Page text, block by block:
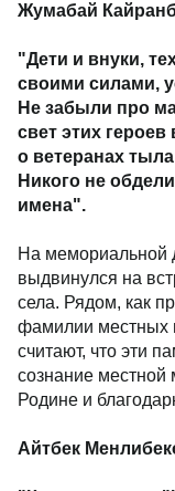
Жумабай
"Дети и внуки,
своими силами,
Не забыли про
свет этих
о ветеранах
Никого не
имена".
На мемориальной
выдвинулся на
села. Рядом, как
фамилии местных
считают, что эти
сознание
Родине и
Айтбек